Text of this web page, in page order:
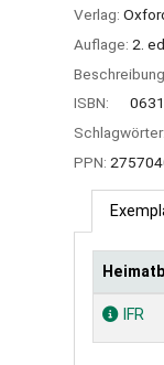
Verlag:
Auflage: 2. ed
ISBN:
Schlagwörter:
PPN:
IFR